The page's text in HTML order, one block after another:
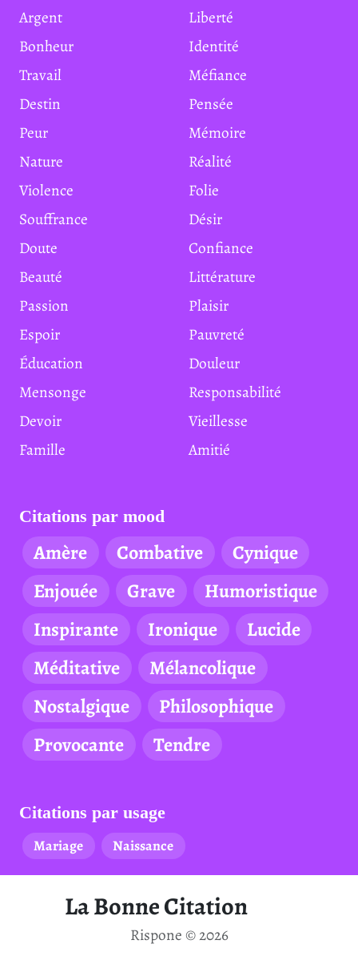
Argent
Liberté
Bonheur
Identité
Travail
Méfiance
Destin
Pensée
Peur
Mémoire
Nature
Réalité
Violence
Folie
Souffrance
Désir
Doute
Confiance
Beauté
Littérature
Passion
Plaisir
Espoir
Pauvreté
Éducation
Douleur
Mensonge
Responsabilité
Devoir
Vieillesse
Famille
Amitié
Citations par mood
Amère Combative
Cynique
Enjouée
Grave
Humoristique
Inspirante
Ironique
Lucide
Méditative
Mélancolique
Nostalgique
Philosophique
Provocante
Tendre
Citations par usage
Mariage
Naissance
La Bonne Citation
Rispone © 2026